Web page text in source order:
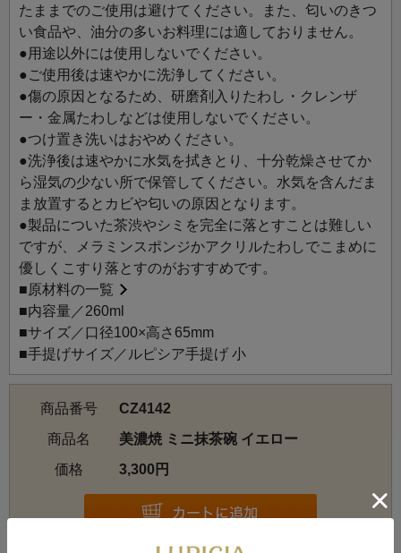
たままでのご使用は避けてください。また、匂いのきつ
い食品や、油分の多いお料理には適しておりません。
●用途以外には使用しないでください。
●ご使用後は速やかに洗浄してください。
●傷の原因となるため、研磨剤入りたわし・クレンザ
ー・金属たわしなどは使用しないでください。
●つけ置き洗いはおやめください。
●洗浄後は速やかに水気を拭きとり、十分乾燥させてか
ら湿気の少ない所で保管してください。水気を含んだま
ま放置するとカビや匂いの原因となります。
●製品についた茶渋やシミを完全に落とすことは難しい
ですが、メラミンスポンジかアクリルたわしでこまめに
優しくこすり落とすのがおすすめです。
■原材料の一覧
■内容量／260ml
■サイズ／口径100×高さ65mm
■手提げサイズ／ルピシア手提げ 小
商品番号
CZ4142
商品名
美濃焼 ミニ抹茶碗 イエロー
価格
3,300円